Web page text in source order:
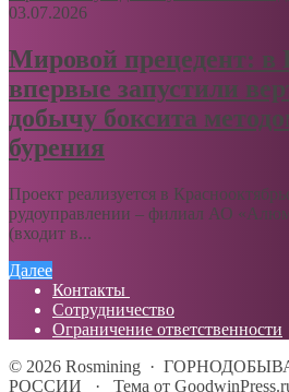
03.07.2026
Мировой прецедент: в
впервые запустили
добычу боксита
бурения
Проект реализуется в
рудоуправлении – филиал АО
(входит в...
Далее
Контакты
Сотрудничество
Ограничение ответственности
© 2026 Rosmining ·
РОССИИ
· Тема от